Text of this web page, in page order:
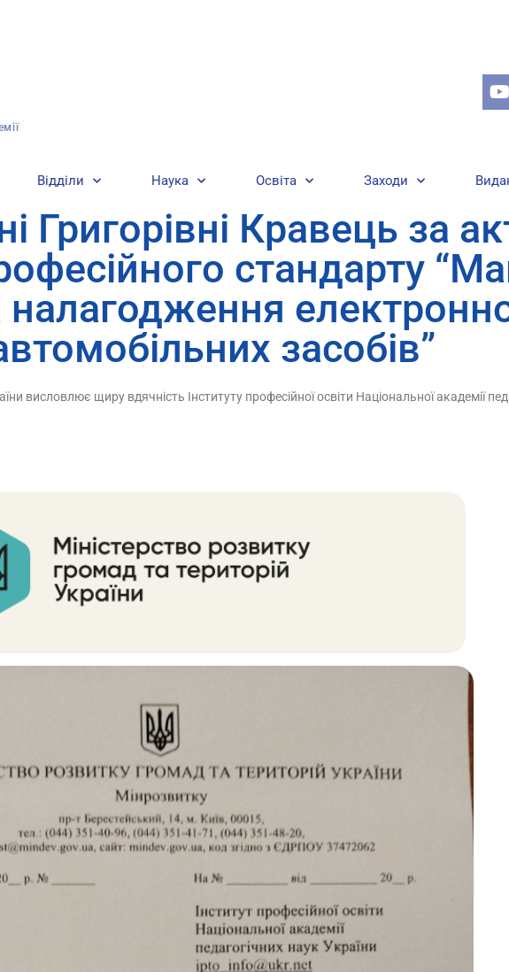
Відділи Наука Освіта Заходи
Григорівні Кравець за
стандарту
налагодження
засобів”
висловлює щиру вдячність Інституту професійної освіти Національної академії